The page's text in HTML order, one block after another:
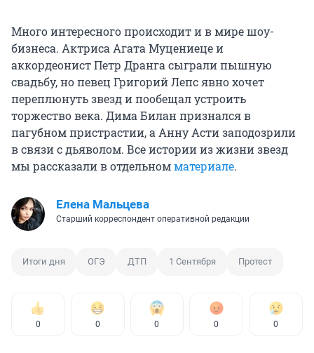
Много интересного происходит и в мире шоу-
бизнеса. Актриса Агата Муцениеце и
аккордеонист Петр Дранга сыграли пышную
свадьбу, но певец Григорий Лепс явно хочет
переплюнуть звезд и пообещал устроить
торжество века. Дима Билан признался в
пагубном пристрастии, а Анну Асти заподозрили
в связи с дьяволом. Все истории из жизни звезд
мы рассказали в отдельномматериале.
Елена Мальцева
Старший корреспондент оперативной редакции
Итоги дня ОГЭ ДТП 1 Сентября Протест
0 0 0 0 0